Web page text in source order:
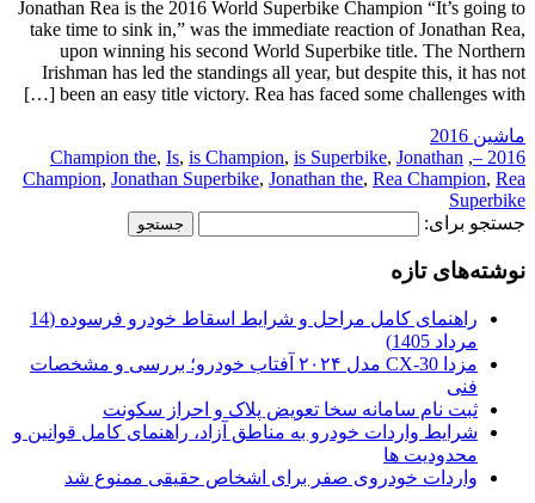
Jonathan Rea is the 2016 World Superbike Champion “It’s going to
take time to sink in,” was the immediate reaction of Jonathan Rea,
upon winning his second World Superbike title. The Northern
Irishman has led the standings all year, but despite this, it has not
been an easy title victory. Rea has faced some challenges with […]
ماشین 2016
2016 –
,
Champion the, Is, is Champion, is Superbike, Jonathan
Champion, Jonathan Superbike, Jonathan the, Rea Champion, Rea
Superbike
جستجو برای:
نوشته‌های تازه
راهنمای کامل مراحل و شرایط اسقاط خودرو فرسوده (14
مرداد 1405)
مزدا CX-30 مدل ۲۰۲۴ آفتاب خودرو؛ بررسی و مشخصات
فنی
ثبت نام سامانه سخا تعویض پلاک و احراز سکونت
شرایط واردات خودرو به مناطق آزاد، راهنمای کامل قوانین و
محدودیت ها
واردات خودروی صفر برای اشخاص حقیقی ممنوع شد